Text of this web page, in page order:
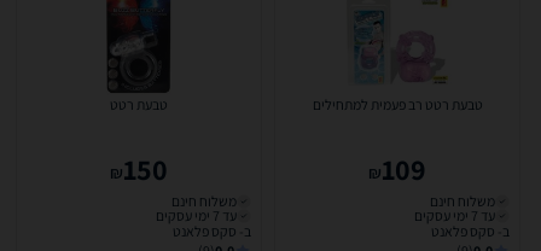
טבעת רטט רב פעמית למתחילים
109
₪
משלוח חינם
עד 7 ימי עסקים
ב- סקס פלאנט
טבעת רטט
150
₪
משלוח חינם
עד 7 ימי עסקים
ב- סקס פלאנט